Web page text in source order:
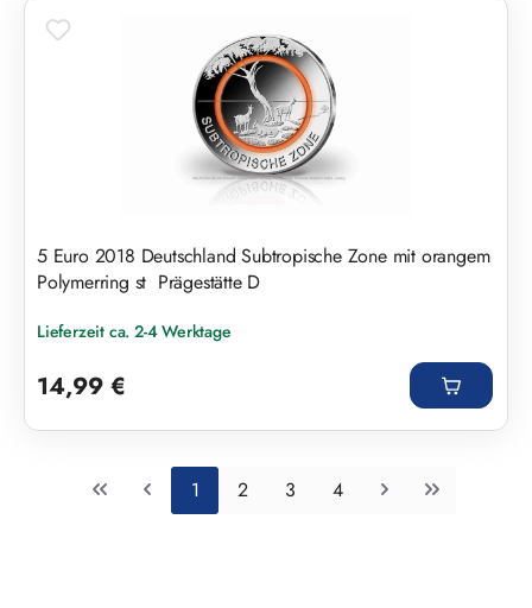
5 Euro 2018 Deutschland Subtropische Zone mit orangem
Polymerring st Prägestätte D
Lieferzeit ca. 2-4 Werktage
14,99 €
Seite
1 Seite
2 Seite
3 Seite
4